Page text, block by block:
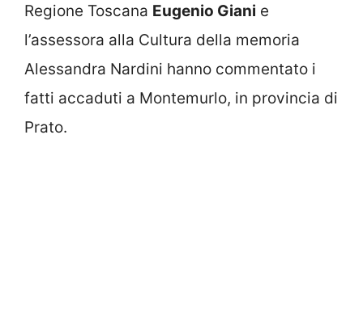
Regione Toscana Eugenio Giani e
l’assessora alla Cultura della memoria
Alessandra Nardini hanno commentato i
fatti accaduti a Montemurlo, in provincia di
Prato.